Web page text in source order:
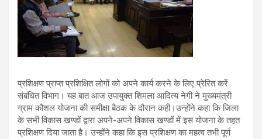
प्रशिक्षण प्राप्त प्रशिक्षित लोगों को अपने कार्य करने के लिए प्रेरित करें
संबंधित विभाग। यह बात आज उपायुक्त शिमला आदित्य नेगी ने मुख्यमंत्री
ग्राम कौशल योजना की समीक्षा बैठक के दौरान कही।उन्होंने कहा कि जिला
के सभी विकास खण्डों द्वारा अपने-अपने विकास खण्डों में इस योजना के तहत
प्रशिक्षण दिया जाता है। उन्होंने कहा कि इस प्रशिक्षण का महत्व तभी पूर्ण